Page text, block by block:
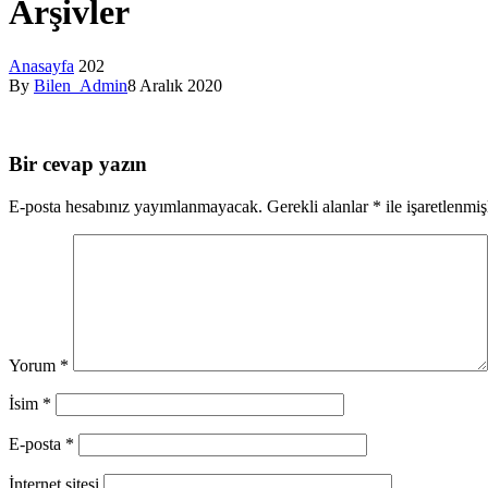
Arşivler
Anasayfa 202
By Bilen_Admin8 Aralık 2020
Bir cevap yazın
E-posta hesabınız yayımlanmayacak. Gerekli alanlar * ile
Yorum *
İsim *
E-posta *
İnternet sitesi